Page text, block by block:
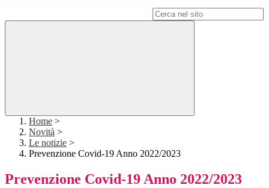
Home >
Novità >
Le notizie >
Prevenzione Covid-19 Anno 2022/2023
Prevenzione Covid-19 Anno 2022/2023